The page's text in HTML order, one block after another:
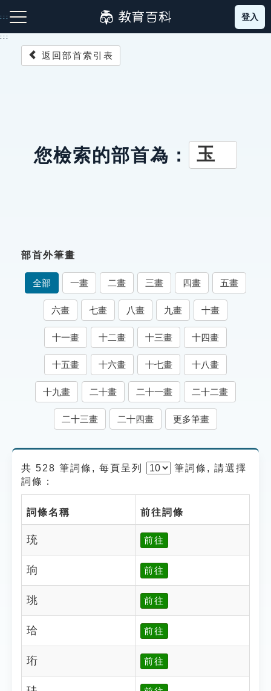
到
主
:::
成語故事
索引選單
知識索引
單字索引
生命大百科索引
遊戲專區
貓頭鷹博士
登入
:::
返回部首索引表
您檢索的部首為： 玉
部首外筆畫
全部 一畫 二畫 三畫 四畫 五畫
六畫 七畫 八畫 九畫 十畫
十一畫 十二畫 十三畫 十四畫
十五畫 十六畫 十七畫 十八畫
十九畫 二十畫 二十一畫 二十二畫
二十三畫 二十四畫 更多筆畫
共 528 筆詞條, 每頁呈列 筆詞條, 請選擇
詞條：
詞條名稱 前往詞條
珫 前往
珦 前往
珧 前往
珨 前往
珩 前往